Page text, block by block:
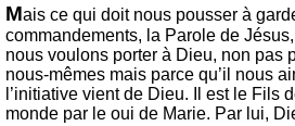
Mais ce qui doit nous pousser à
commandements, la Parole de Jésus,
nous voulons porter à Dieu, non pas
nous-mêmes mais parce qu’il nous
l’initiative vient de Dieu. Il est le Fils
monde par le oui de Marie. Par lui,